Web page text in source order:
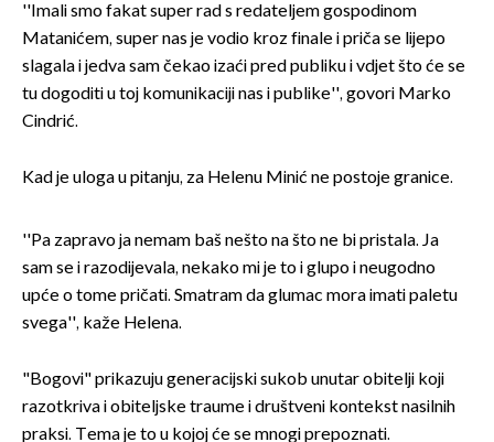
''Imali smo fakat super rad s redateljem gospodinom
Matanićem, super nas je vodio kroz finale i priča se lijepo
slagala i jedva sam čekao izaći pred publiku i vdjet što će se
tu dogoditi u toj komunikaciji nas i publike'', govori Marko
Cindrić.
Kad je uloga u pitanju, za Helenu Minić ne postoje granice.
''Pa zapravo ja nemam baš nešto na što ne bi pristala. Ja
sam se i razodijevala, nekako mi je to i glupo i neugodno
upće o tome pričati. Smatram da glumac mora imati paletu
svega'', kaže Helena.
"Bogovi" prikazuju generacijski sukob unutar obitelji koji
razotkriva i obiteljske traume i društveni kontekst nasilnih
praksi. Tema je to u kojoj će se mnogi prepoznati.